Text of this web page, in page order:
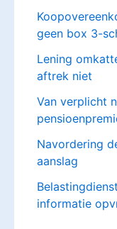
geen box 3-
Lening
aftrek niet
Van verplicht
Navordering
aanslag
informatie